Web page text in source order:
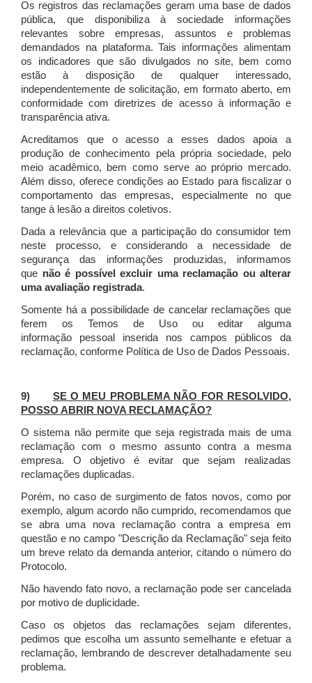
Os registros das reclamações geram uma base de dados
pública, que disponibiliza à sociedade informações
relevantes sobre empresas, assuntos e problemas
demandados na plataforma. Tais informações alimentam
os indicadores que são divulgados no site, bem como
estão à disposição de qualquer interessado,
independentemente de solicitação, em formato aberto, em
conformidade com diretrizes de acesso à informação e
transparência ativa.
Acreditamos que o acesso a esses dados apoia a
produção de conhecimento pela própria sociedade, pelo
meio acadêmico, bem como serve ao próprio mercado.
Além disso, oferece condições ao Estado para fiscalizar o
comportamento das empresas, especialmente no que
tange à lesão a direitos coletivos.
Dada a relevância que a participação do consumidor tem
neste processo, e considerando a necessidade de
segurança das informações produzidas, informamos
que não é possível excluir uma reclamação ou alterar
uma avaliação registrada.
Somente há a possibilidade de cancelar reclamações que
ferem os Temos de Uso ou editar alguma
informação pessoal inserida nos campos públicos da
reclamação, conforme Política de Uso de Dados Pessoais.
9) SE O MEU PROBLEMA NÃO FOR RESOLVIDO,
POSSO ABRIR NOVA RECLAMAÇÃO?
O sistema não permite que seja registrada mais de uma
reclamação com o mesmo assunto contra a mesma
empresa. O objetivo é evitar que sejam realizadas
reclamações duplicadas.
Porém, no caso de surgimento de fatos novos, como por
exemplo, algum acordo não cumprido, recomendamos que
se abra uma nova reclamação contra a empresa em
questão e no campo "Descrição da Reclamação" seja feito
um breve relato da demanda anterior, citando o número do
Protocolo.
Não havendo fato novo, a reclamação pode ser cancelada
por motivo de duplicidade.
Caso os objetos das reclamações sejam diferentes,
pedimos que escolha um assunto semelhante e efetuar a
reclamação, lembrando de descrever detalhadamente seu
problema.